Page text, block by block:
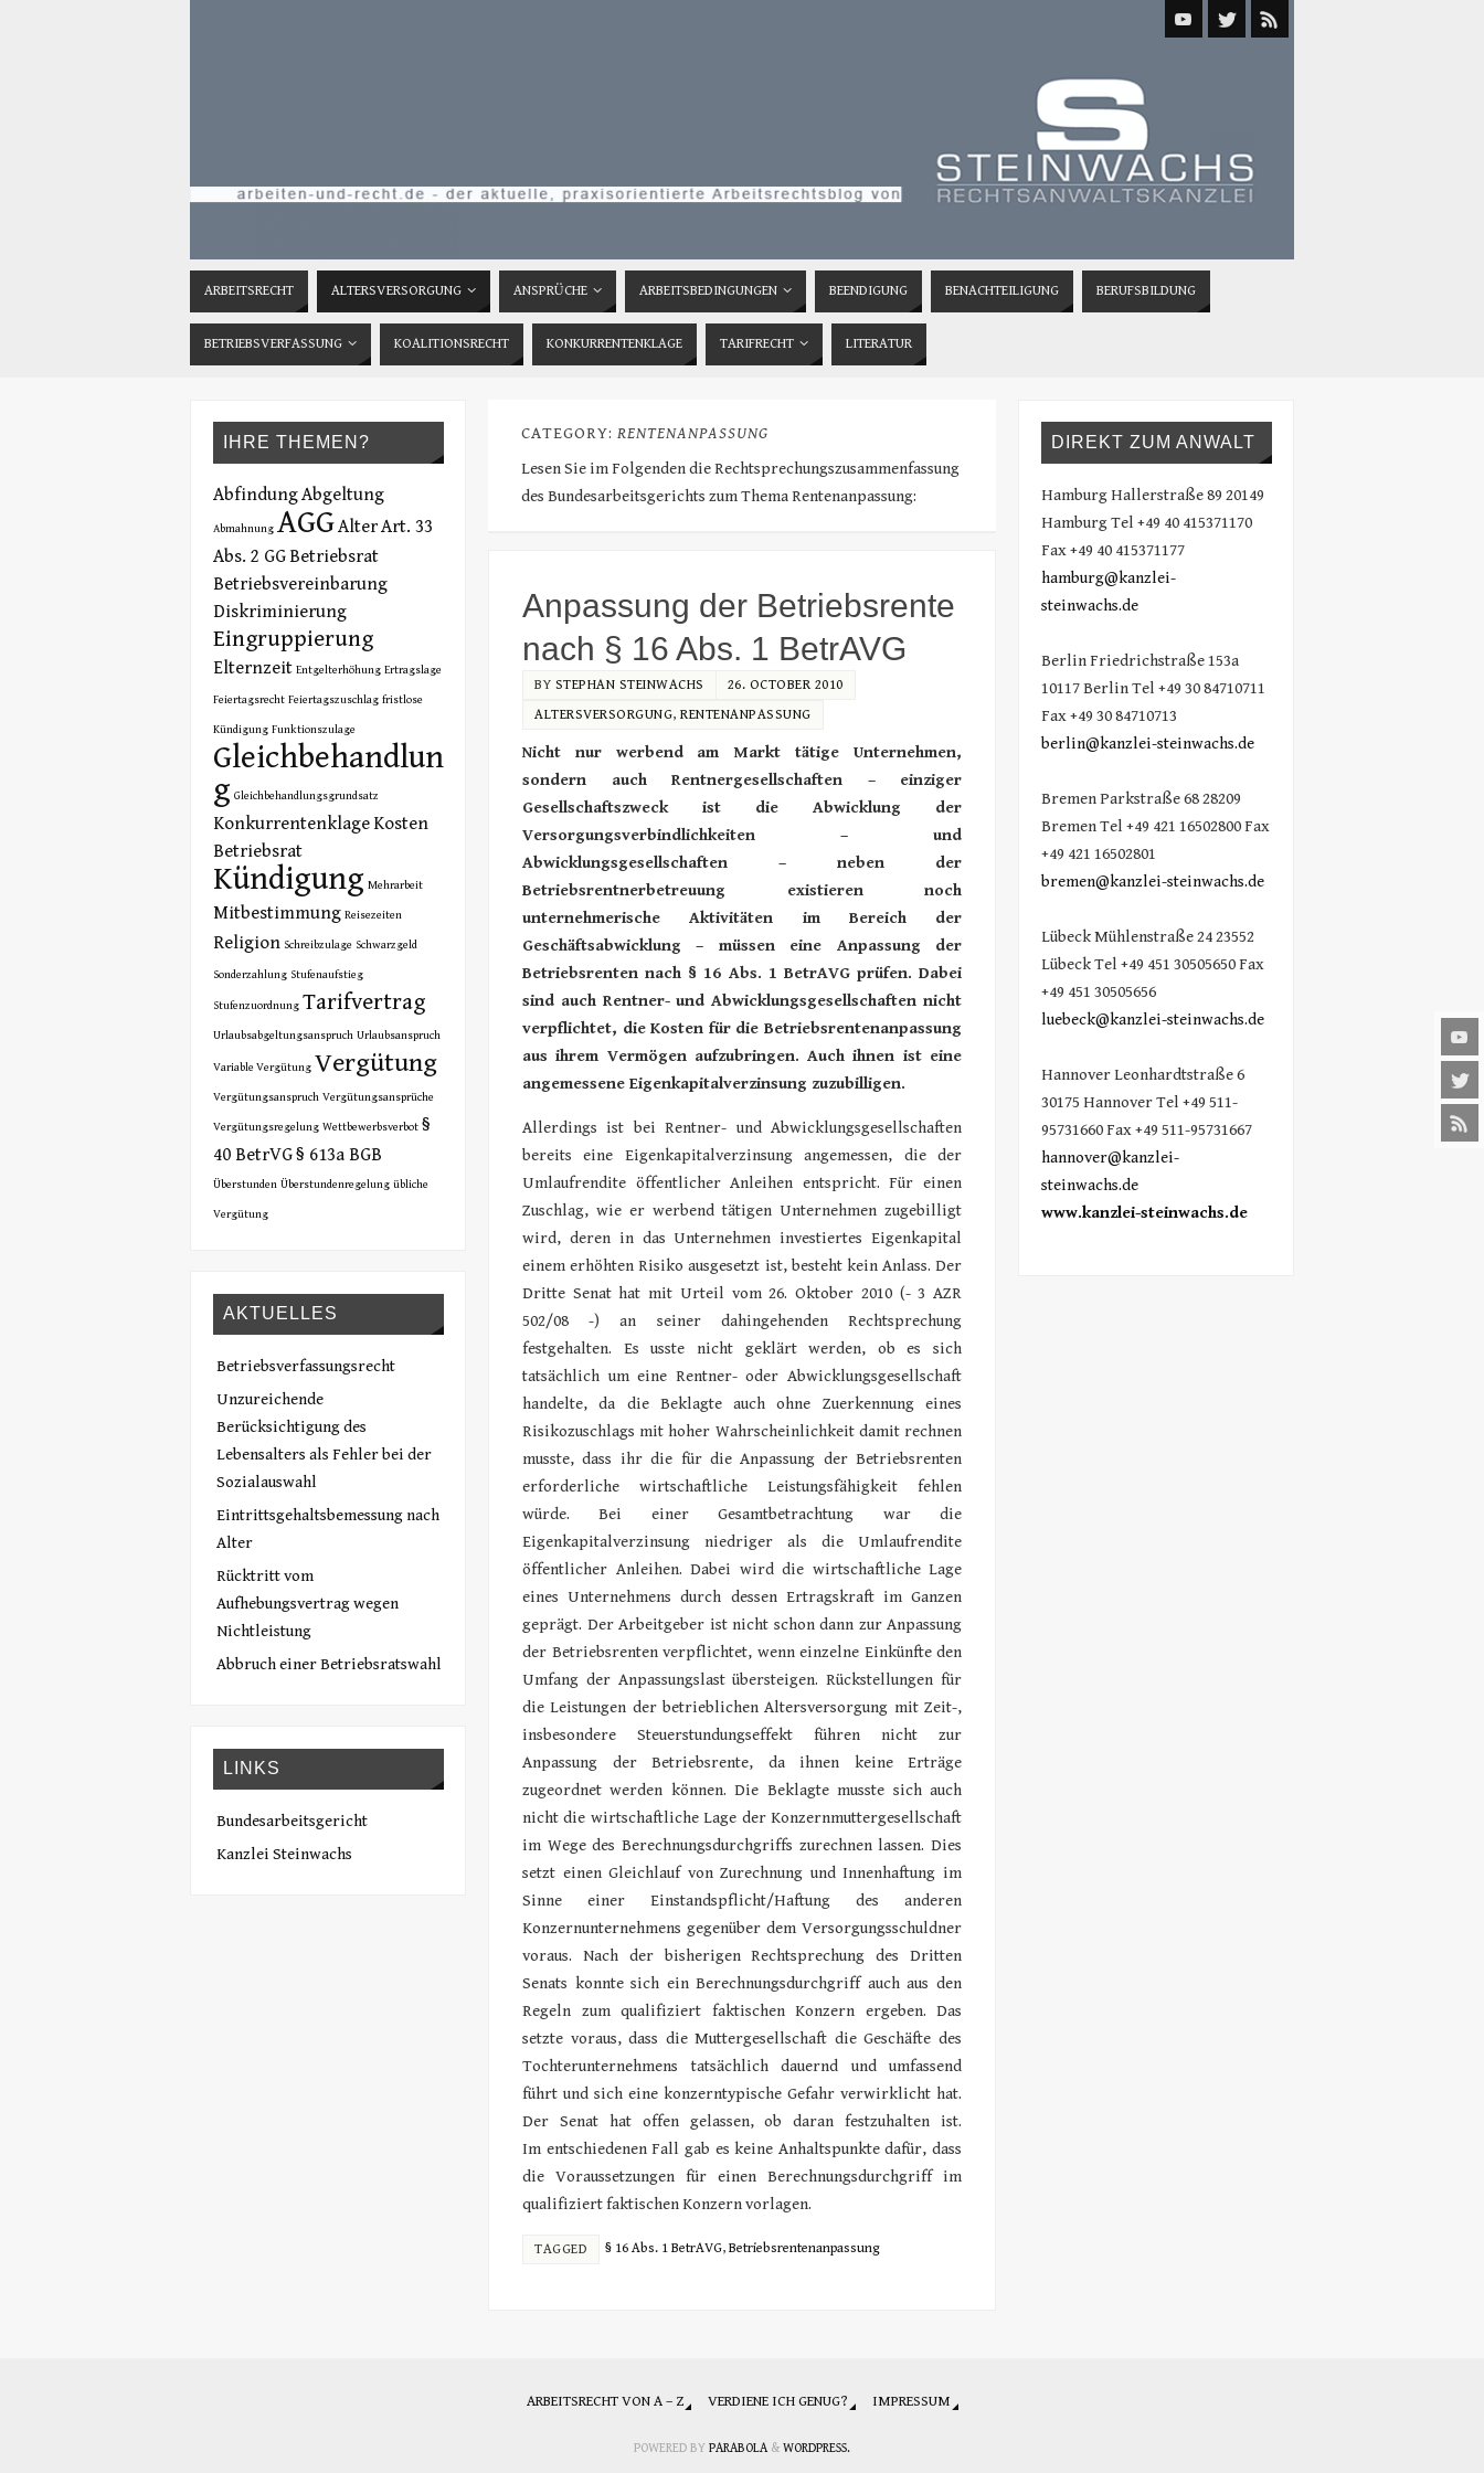
ARBEITSRECHT ALTERSVERSORGUNG ANSPRÜCHE ARBEITSBEDINGUNGEN BEENDIGUNG BENACHTEILIGUNG BERUFSBILDUNG
BETRIEBSVERFASSUNG KOALITIONSRECHT KONKURRENTENKLAGE TARIFRECHT LITERATUR
CATEGORY: RENTENANPASSUNG
Lesen Sie im Folgenden die Rechtsprechungszusammenfassung
des Bundesarbeitsgerichts zum Thema Rentenanpassung:
Anpassung der Betriebsrente
nach § 16 Abs. 1 BetrAVG
BY STEPHAN STEINWACHS
26. OCTOBER 2010
ALTERSVERSORGUNG, RENTENANPASSUNG
Nicht nur werbend am Markt tätige Unternehmen,
sondern auch Rentnergesellschaften – einziger
Gesellschaftszweck ist die Abwicklung der
Versorgungsverbindlichkeiten – und
Abwicklungsgesellschaften – neben der
Betriebsrentnerbetreuung existieren noch
unternehmerische Aktivitäten im Bereich der
Geschäftsabwicklung – müssen eine Anpassung der
Betriebsrenten nach § 16 Abs. 1 BetrAVG prüfen. Dabei
sind auch Rentner- und Abwicklungsgesellschaften nicht
verpflichtet, die Kosten für die Betriebsrentenanpassung
aus ihrem Vermögen aufzubringen. Auch ihnen ist eine
angemessene Eigenkapitalverzinsung zuzubilligen.
Allerdings ist bei Rentner- und Abwicklungsgesellschaften
bereits eine Eigenkapitalverzinsung angemessen, die der
Umlaufrendite öffentlicher Anleihen entspricht. Für einen
Zuschlag, wie er werbend tätigen Unternehmen zugebilligt
wird, deren in das Unternehmen investiertes Eigenkapital
einem erhöhten Risiko ausgesetzt ist, besteht kein Anlass. Der
Dritte Senat hat mit Urteil vom 26. Oktober 2010 (- 3 AZR
502/08 -) an seiner dahingehenden Rechtsprechung
festgehalten. Es usste nicht geklärt werden, ob es sich
tatsächlich um eine Rentner- oder Abwicklungsgesellschaft
handelte, da die Beklagte auch ohne Zuerkennung eines
Risikozuschlags mit hoher Wahrscheinlichkeit damit rechnen
musste, dass ihr die für die Anpassung der Betriebsrenten
erforderliche wirtschaftliche Leistungsfähigkeit fehlen
würde. Bei einer Gesamtbetrachtung war die
Eigenkapitalverzinsung niedriger als die Umlaufrendite
öffentlicher Anleihen. Dabei wird die wirtschaftliche Lage
eines Unternehmens durch dessen Ertragskraft im Ganzen
geprägt. Der Arbeitgeber ist nicht schon dann zur Anpassung
der Betriebsrenten verpflichtet, wenn einzelne Einkünfte den
Umfang der Anpassungslast übersteigen. Rückstellungen für
die Leistungen der betrieblichen Altersversorgung mit Zeit-,
insbesondere Steuerstundungseffekt führen nicht zur
Anpassung der Betriebsrente, da ihnen keine Erträge
zugeordnet werden können. Die Beklagte musste sich auch
nicht die wirtschaftliche Lage der Konzernmuttergesellschaft
im Wege des Berechnungsdurchgriffs zurechnen lassen. Dies
setzt einen Gleichlauf von Zurechnung und Innenhaftung im
Sinne einer Einstandspflicht/Haftung des anderen
Konzernunternehmens gegenüber dem Versorgungsschuldner
voraus. Nach der bisherigen Rechtsprechung des Dritten
Senats konnte sich ein Berechnungsdurchgriff auch aus den
Regeln zum qualifiziert faktischen Konzern ergeben. Das
setzte voraus, dass die Muttergesellschaft die Geschäfte des
Tochterunternehmens tatsächlich dauernd und umfassend
führt und sich eine konzerntypische Gefahr verwirklicht hat.
Der Senat hat offen gelassen, ob daran festzuhalten ist.
Im entschiedenen Fall gab es keine Anhaltspunkte dafür, dass
die Voraussetzungen für einen Berechnungsdurchgriff im
qualifiziert faktischen Konzern vorlagen.
TAGGED § 16 Abs. 1 BetrAVG, Betriebsrentenanpassung
IHRE THEMEN?
AbfindungAbgeltung
Abmahnung AGGAlterArt. 33
Abs. 2 GGBetriebsrat
Betriebsvereinbarung
Diskriminierung
Eingruppierung
Elternzeit Entgelterhöhung Ertragslage
Feiertagsrecht Feiertagszuschlag fristlose
Kündigung Funktionszulage
Gleichbehandlun
g Gleichbehandlungsgrundsatz
KonkurrentenklageKosten
Betriebsrat
Kündigung Mehrarbeit
Mitbestimmung Reisezeiten
Religion Schreibzulage Schwarzgeld
Sonderzahlung Stufenaufstieg
Stufenzuordnung Tarifvertrag
Urlaubsabgeltungsanspruch Urlaubsanspruch
Variable Vergütung Vergütung
Vergütungsanspruch Vergütungsansprüche
Vergütungsregelung Wettbewerbsverbot §
40 BetrVG§ 613a BGB
Überstunden Überstundenregelung übliche
Vergütung
AKTUELLES
Betriebsverfassungsrecht
Unzureichende
Berücksichtigung des
Lebensalters als Fehler bei der
Sozialauswahl
Eintrittsgehaltsbemessung nach
Alter
Rücktritt vom
Aufhebungsvertrag wegen
Nichtleistung
Abbruch einer Betriebsratswahl
LINKS
Bundesarbeitsgericht
Kanzlei Steinwachs
DIREKT ZUM ANWALT
Hamburg Hallerstraße 89 20149
Hamburg Tel +49 40 415371170
Fax +49 40 415371177
hamburg@kanzlei-
steinwachs.de
Berlin Friedrichstraße 153a
10117 Berlin Tel +49 30 84710711
Fax +49 30 84710713
berlin@kanzlei-steinwachs.de
Bremen Parkstraße 68 28209
Bremen Tel +49 421 16502800 Fax
+49 421 16502801
bremen@kanzlei-steinwachs.de
Lübeck Mühlenstraße 24 23552
Lübeck Tel +49 451 30505650 Fax
+49 451 30505656
luebeck@kanzlei-steinwachs.de
Hannover Leonhardtstraße 6
30175 Hannover Tel +49 511-
95731660 Fax +49 511-95731667
hannover@kanzlei-
steinwachs.de
www.kanzlei-steinwachs.de
ARBEITSRECHT VON A – Z VERDIENE ICH GENUG? IMPRESSUM
POWERED BY PARABOLA& WORDPRESS.